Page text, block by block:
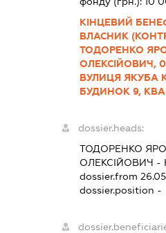
КІНЦЕВИЙ
ВЛАСНИК
ТОДОРЕНКО
ОЛЕКСІЙОВИЧ,
ВУЛИЦЯ ЯКУБА
БУДИНОК 9,
dossier.heads:
ТОДОРЕНКО
ОЛЕКСІЙОВИЧ -
dossier.from
dossier.position -